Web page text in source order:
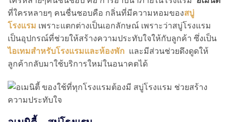
ที่ใครหลายๆ คนชื่นชอบคือ กลิ่นที่มีความหอมของสบู่
โรงแรม เพราะแตกต่างเป็นเอกลักษณ์ เพราะว่าสบู่โรงแรม
เป็นอุปกรณ์ที่ช่วยให้สร้างความประทับใจให้กับลูกค้า ซึ่งเป็น
ไอเทมสำหรับโรงแรมและห้องพัก และมีส่วนช่วยดึงดูดให้
ลูกค้ากลับมาใช้บริการใหม่ในอนาคตได้